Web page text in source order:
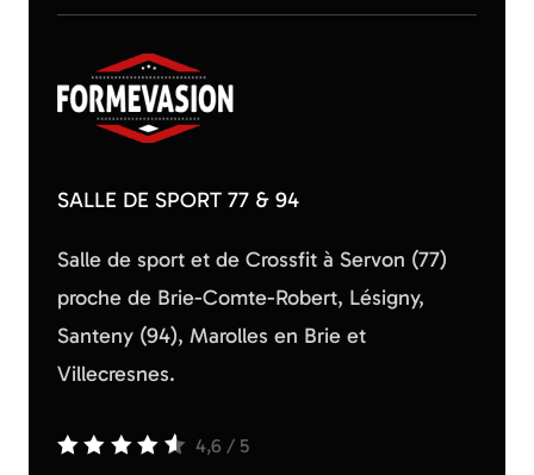
SALLE DE SPORT 77 & 94
Salle de sport et de Crossfit à Servon (77)
proche de Brie-Comte-Robert, Lésigny,
Santeny (94), Marolles en Brie et
Villecresnes.
4,6 / 5